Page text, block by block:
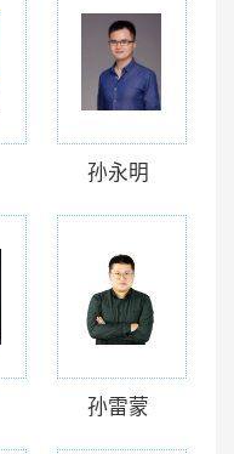
孙永明
孙雷蒙